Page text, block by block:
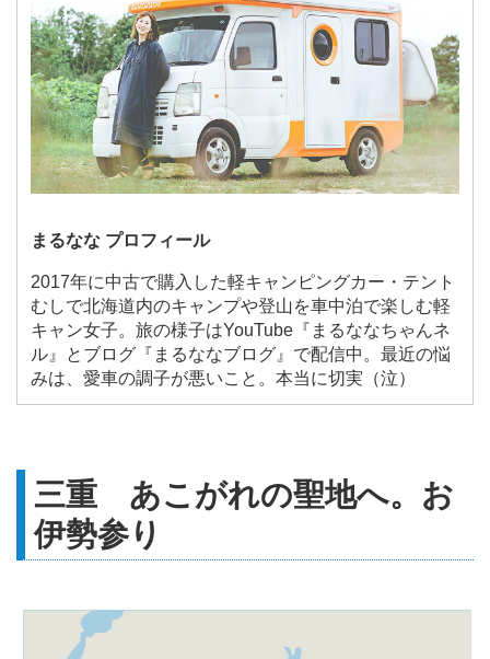
まるなな プロフィール
2017年に中古で購入した軽キャンピングカー・テント
むしで北海道内のキャンプや登山を車中泊で楽しむ軽
キャン女子。旅の様子はYouTube『まるななちゃんネ
ル』とブログ『まるななブログ』で配信中。最近の悩
みは、愛車の調子が悪いこと。本当に切実（泣）
三重 あこがれの聖地へ。お
伊勢参り